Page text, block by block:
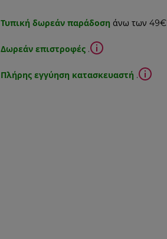
Τυπική δωρεάν παράδοση άνω των 49€
Δωρεάν επιστροφές .
Πλήρης εγγύηση κατασκευαστή .